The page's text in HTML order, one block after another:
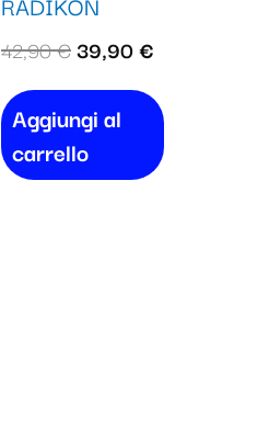
42,90€39,90€
Aggiungi al
carrello